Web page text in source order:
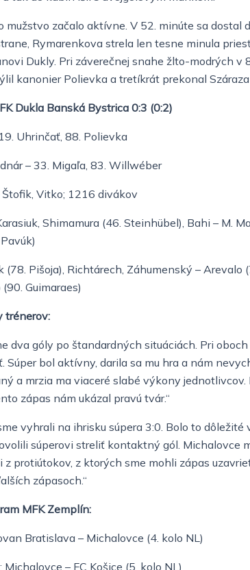
začalo aktívne. V 52. minúte sa dostal
Rymarenkova strela len tesne minula
Dukly. Pri záverečnej snahe žlto-modrých
kanonier Polievka a tretíkrát prekonal Száraza
Dukla Banská Bystrica 0:3 (0:2)
Uhrinčať, 88. Polievka
– 33. Migaľa, 83. Willwéber
Štofik, Vitko; 1216 divákov
Shimamura (46. Steinhübel), Bahi – M.
Pišoja), Richtárech, Záhumenský – Arevalo
Guimaraes)
trénerov:
dva góly po štandardných situáciách. Pri
bol aktívny, darila sa mu hra a nám
a mrzia ma viaceré slabé výkony
zápas nám ukázal pravú tvár.“
vyhrali na ihrisku súpera 3:0. Bolo to
súperovi streliť kontaktný gól. Michalovce
z ktorých sme mohli zápas
zápasoch.“
MFK Zemplín:
Bratislava – Michalovce (4. kolo NL)
– FC Košice (5. kolo NL)